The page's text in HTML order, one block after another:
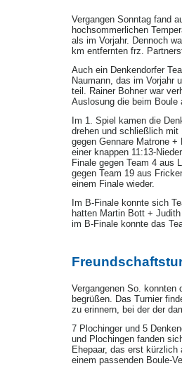
Vergangen Sonntag fand
hochsommerlichen
als im Vorjahr. Dennoch
km entfernten frz.
Auch ein Denkendorfer
Naumann, das im Vorjahr
teil. Rainer Bohner war
Auslosung die beim Boule
Im 1. Spiel kamen die
drehen und schließlich mit
gegen Gennare Matrone
einer knappen 11:13-
Finale gegen Team 4 aus
gegen Team 19 aus
einem Finale wieder.
Im B-Finale konnte sich
hatten Martin Bott +
im B-Finale konnte das
Vergangenen So. konnten
begrüßen. Das Turnier
zu erinnern, bei der der
7 Plochinger und 5
und Plochingen fanden
Ehepaar, das erst
einem passenden Boule-